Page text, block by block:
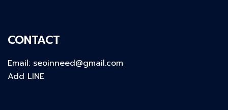
CONTACT
Email: seoinneed@gmail.com
Add LINE